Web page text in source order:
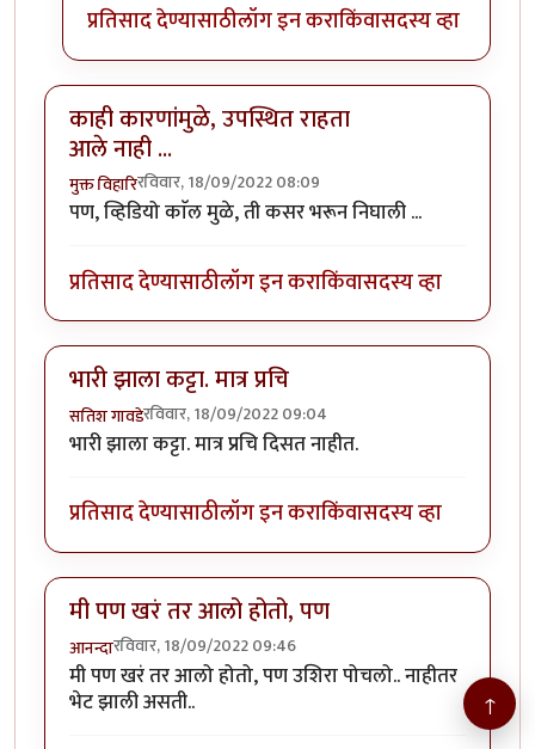
प्रतिसाद देण्यासाठीलॉग इन कराकिंवासदस्य व्हा
काही कारणांमुळे, उपस्थित राहता
आले नाही ...
मुक्त विहारिरविवार, 18/09/2022 08:09
पण, व्हिडियो काॅल मुळे, ती कसर भरून निघाली ...
प्रतिसाद देण्यासाठीलॉग इन कराकिंवासदस्य व्हा
भारी झाला कट्टा. मात्र प्रचि
सतिश गावडेरविवार, 18/09/2022 09:04
भारी झाला कट्टा. मात्र प्रचि दिसत नाहीत.
प्रतिसाद देण्यासाठीलॉग इन कराकिंवासदस्य व्हा
मी पण खरं तर आलो होतो, पण
आनन्दारविवार, 18/09/2022 09:46
मी पण खरं तर आलो होतो, पण उशिरा पोचलो.. नाहीतर
भेट झाली असती.. ↑